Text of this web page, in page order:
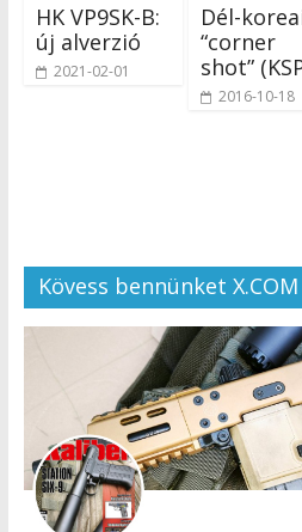
HK VP9SK-B:
új alverzió
2021-02-01
Dél-
“corner
shot”
2016-10-18
Kövess bennünket